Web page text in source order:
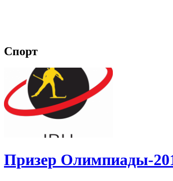
Спорт
Призер Олимпиады-